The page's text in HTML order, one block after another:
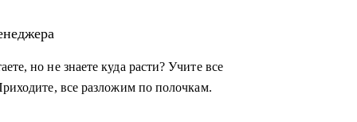
но не знаете куда расти? Учите все
все разложим по полочкам.